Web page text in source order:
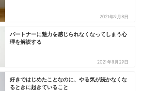
2021年9月8日
パートナーに魅力を感じられなくなってしまう心
理を解説する
2021年8月29日
好きではじめたことなのに、やる気が続かなくな
るときに起きていること